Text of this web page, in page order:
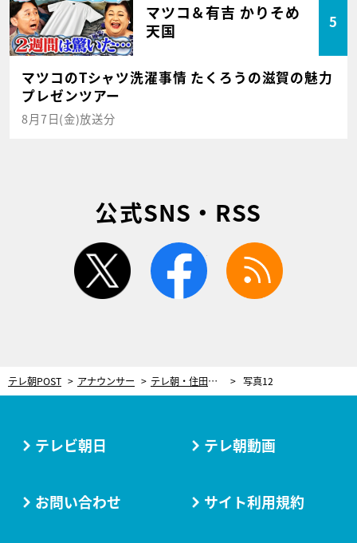
マツコ＆有吉 かりそめ
天国
5
マツコのTシャツ洗濯事情 たくろうの滋賀の魅力
プレゼンツアー
8月7日(金)放送分
公式SNS・RSS
twitter facebook
テレ朝POST アナウンサー テレ朝・住田紗里アナの“消したい過去”。「受け入れるようにはしています」 写真12
テレビ朝日 テレ朝動画
お問い合わせ サイト利用規約